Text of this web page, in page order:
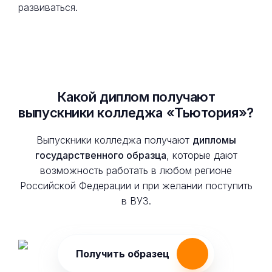
развиваться.
Какой диплом получают
выпускники колледжа «Тьютория»?
Выпускники колледжа получают дипломы
государственного образца, которые дают
возможность работать в любом регионе
Российской Федерации и при желании поступить
в ВУЗ.
Получить образец